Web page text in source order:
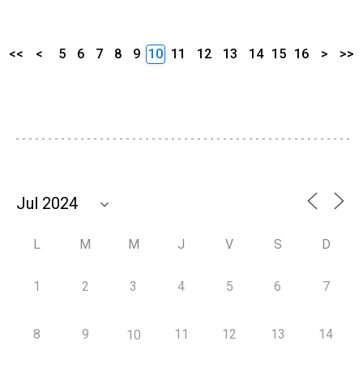
<< < 5 6 7 8 9 10 11 12 13 14 15 16 > >>
L M M J V S D
1 2 3 4 5 6 7
8 9 10 11 12 13 14